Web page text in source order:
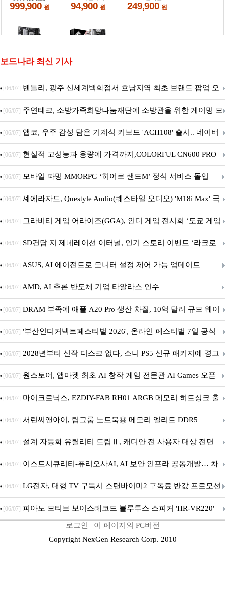
보드나라 최신 기사
[06/07] 벤틀리, 광주 신세계백화점서 호남지역 최초 브랜드 팝업 오
픈
[06/07] 주연테크, 소방가족희망나눔재단에 소방관을 위한 게이밍 모
니터·스마트 펫 침대 기부
[06/07] 앱코, 우주 감성 담은 기계식 키보드 'ACH108' 출시.. 네이버
브랜드데이 기획전 진행
[06/07] 현실적 고성능과 용량에 가격까지,COLORFUL CN600 PRO
M.2 NVMe 디앤디컴 1TB
[06/07] 모바일 파밍 MMORPG ‘히어로 랜드M’ 정식 서비스 돌입
[06/07] 셰에라자드, Questyle Audio(퀘스타일 오디오) 'M18i Max' 국
내 정식 출시
[06/07] 그라비티 게임 어라이즈(GGA), 인디 게임 전시회 ‘도쿄 게임
던전 13’ 참가!
[06/07] SD건담 지 제네레이션 이터널, 인기 스토리 이벤트 ‘라크로
아의 용사’ 재개최 및 풍성한 기념 이벤트 실시!
[06/07] ASUS, AI 에이전트로 모니터 설정 제어 가능 업데이트
[06/07] AMD, AI 추론 반도체 기업 타알라스 인수
[06/07] DRAM 부족에 애플 A20 Pro 생산 차질, 10억 달러 규모 웨이
퍼 대기
[06/07] '부산인디커넥트페스티벌 2026', 온라인 페스티벌 7일 공식
개막... 22일간 진행
[06/07] 2028년부터 신작 디스크 없다, 소니 PS5 신규 패키지에 경고
문 추가
[06/07] 원스토어, 앱마켓 최초 AI 창작 게임 전문관 AI Games 오픈
[06/07] 마이크로닉스, EZDIY-FAB RH01 ARGB 메모리 히트싱크 출
시
[06/07] 서린씨앤아이, 팀그룹 노트북용 메모리 엘리트 DDR5
5600MHz 16GB 출시
[06/07] 설계 자동화 유틸리티 드림Ⅱ, 캐디안 전 사용자 대상 전면
무상 배포
[06/07] 이스트시큐리티-퓨리오사AI, AI 보안 인프라 공동개발… 차
세대 AI 보안 플랫폼 구축
[06/07] LG전자, 대형 TV 구독시 스탠바이미2 구독료 반값 프로모션
[06/07] 피아노 모티브 보이스레코드 블루투스 스피커 'HR-VR220'
로그인 | 이 페이지의 PC버전
Copyright NexGen Research Corp. 2010